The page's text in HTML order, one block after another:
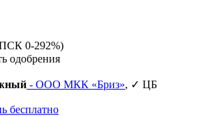
0-292%)
одобрения
- ООО МКК «Бриз», ✓ ЦБ
бесплатно